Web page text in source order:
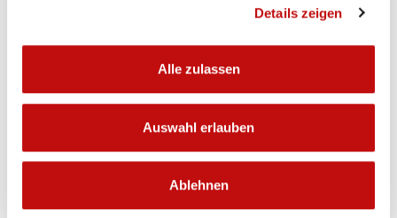
Details zeigen
Alle zulassen
Auswahl erlauben
Ablehnen